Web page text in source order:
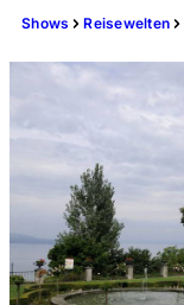
Shows Reisewelten